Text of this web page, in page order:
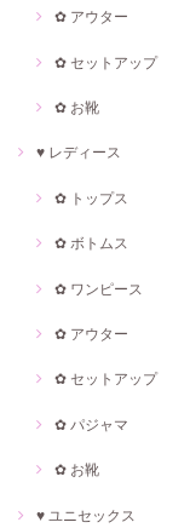
✿ アウター
✿ セットアップ
✿ お靴
♥ レディース
✿ トップス
✿ ボトムス
✿ ワンピース
✿ アウター
✿ セットアップ
✿ パジャマ
✿ お靴
♥ ユニセックス